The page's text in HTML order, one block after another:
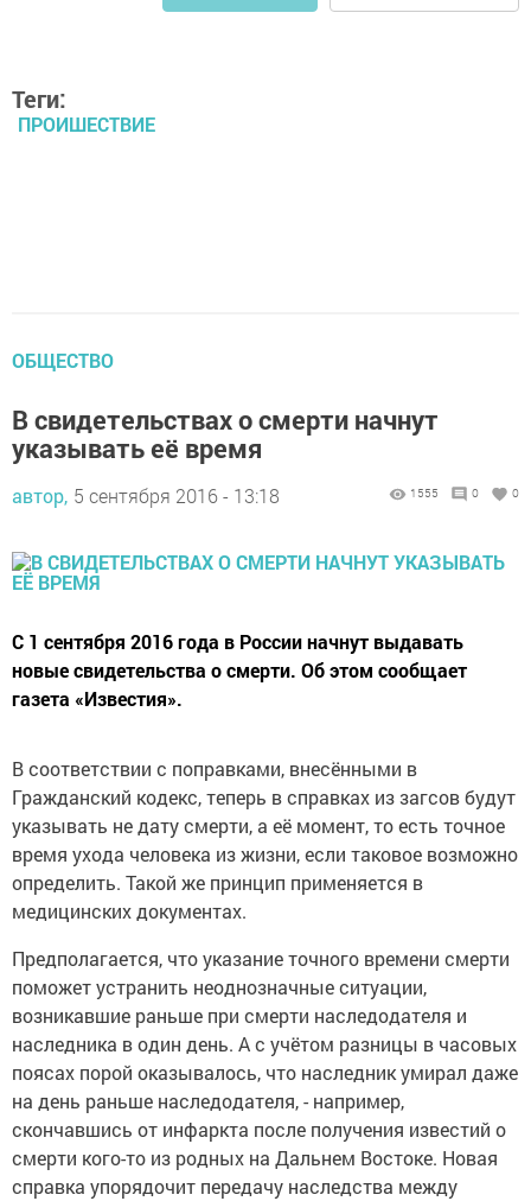
Теги:
ПРОИШЕСТВИЕ
ОБЩЕСТВО
В свидетельствах о смерти начнут
указывать её время
автор, 5 сентября 2016 - 13:18 1555 0 0
С 1 сентября 2016 года в России начнут выдавать
новые свидетельства о смерти. Об этом сообщает
газета «Известия».
В соответствии с поправками, внесёнными в
Гражданский кодекс, теперь в справках из загсов будут
указывать не дату смерти, а её момент, то есть точное
время ухода человека из жизни, если таковое возможно
определить. Такой же принцип применяется в
медицинских документах.
Предполагается, что указание точного времени смерти
поможет устранить неоднозначные ситуации,
возникавшие раньше при смерти наследодателя и
наследника в один день. А с учётом разницы в часовых
поясах порой оказывалось, что наследник умирал даже
на день раньше наследодателя, - например,
скончавшись от инфаркта после получения известий о
смерти кого-то из родных на Дальнем Востоке. Новая
справка упорядочит передачу наследства между